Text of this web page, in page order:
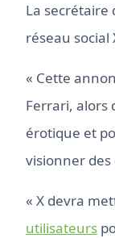
La secrétaire
réseau
« Cette
Ferrari, alors
érotique et
visionner des
« X devra
utilisateurs